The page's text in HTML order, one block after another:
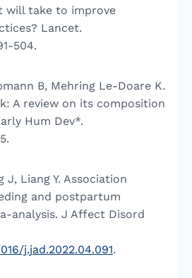
will take to improve
Lancet.
504.
B, Mehring Le-Doare K.
A review on its composition
Hum Dev*.
J, Liang Y. Association
and postpartum
analysis. J Affect Disord
j.jad.2022.04.091.